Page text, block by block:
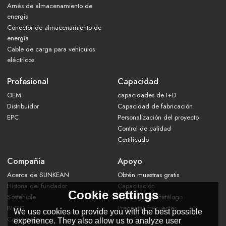
Arnés de almacenamiento de
energía
Conector de almacenamiento de
energía
Cable de carga para vehículos
eléctricos
Profesional
OEM
Distribuidor
EPC
Capacidad
capacidades de I+D
Capacidad de fabricación
Personalización del proyecto
Control de calidad
Certificado
Compañía
Acerca de SUNKEAN
Historia del fundador
Sostenible
BLOG
Contáctanos
Apoyo
Obtén muestras gratis
Capacitación
Descarga del catálogo
Preguntas frecuentes
Cookie settings
We use cookies to provide you with the best possible
experience. They also allow us to analyze user